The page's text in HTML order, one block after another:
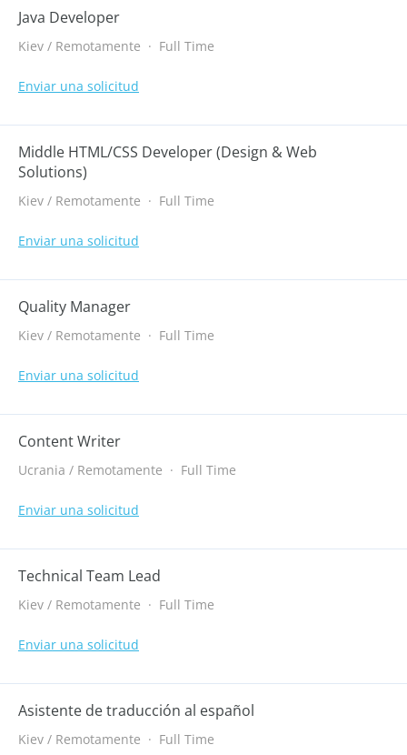
Java Developer
Kiev / Remotamente · Full Time
Enviar una solicitud
Middle HTML/CSS Developer (Design & Web
Solutions)
Kiev / Remotamente · Full Time
Enviar una solicitud
Quality Manager
Kiev / Remotamente · Full Time
Enviar una solicitud
Content Writer
Ucrania / Remotamente · Full Time
Enviar una solicitud
Technical Team Lead
Kiev / Remotamente · Full Time
Enviar una solicitud
Asistente de traducción al español
Kiev / Remotamente · Full Time